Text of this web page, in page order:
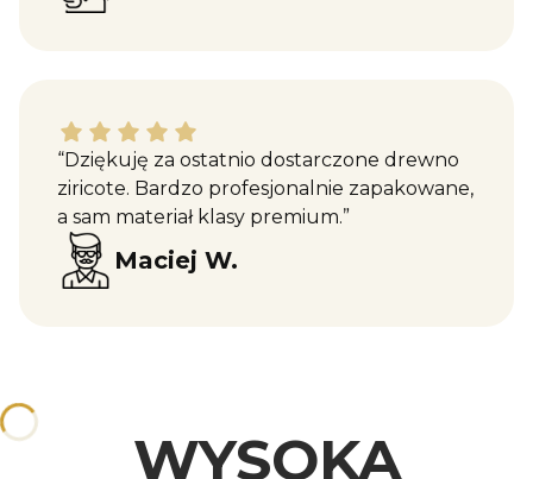
Maciej W. dał ocenę: 5
“Dziękuję za ostatnio dostarczone drewno
ziricote. Bardzo profesjonalnie zapakowane,
a sam materiał klasy premium.”
Maciej W.
WYSOKA